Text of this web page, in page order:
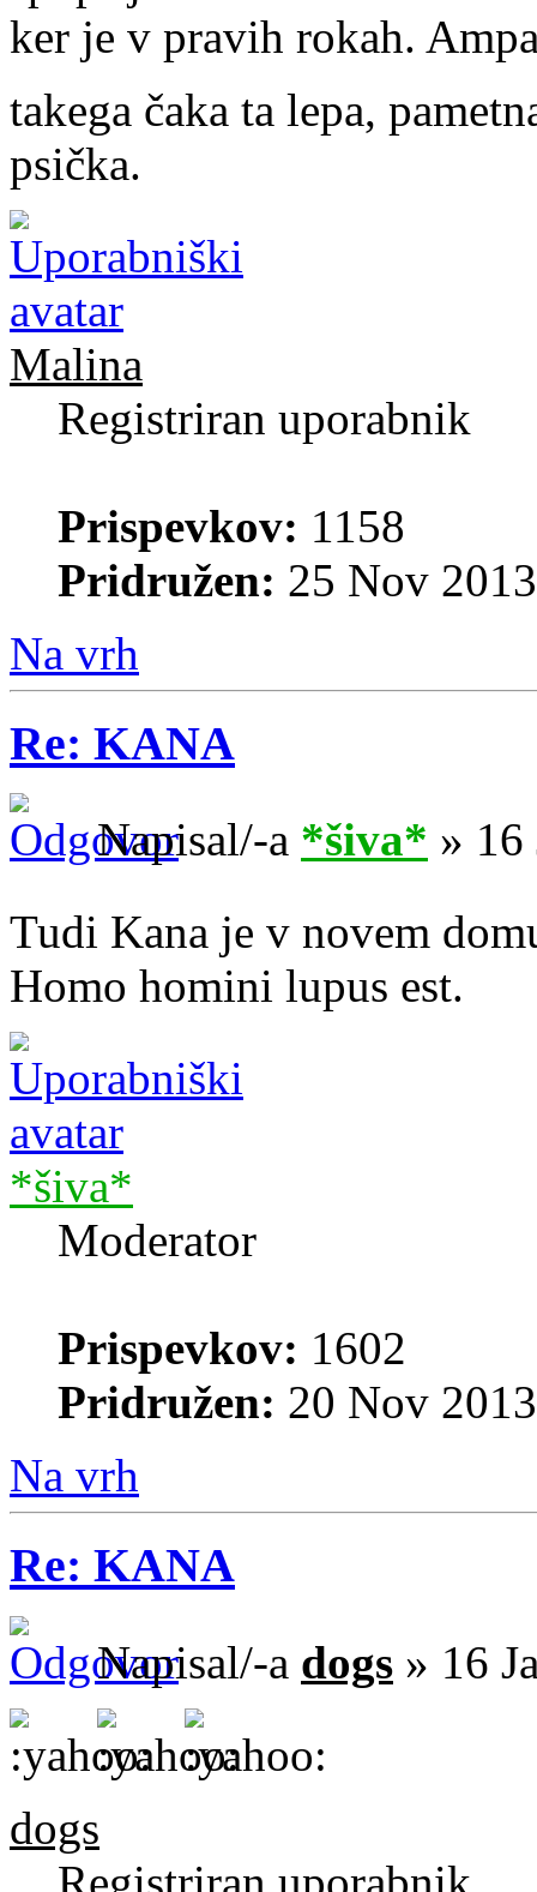
ker je v pravih rokah.
takega čaka ta lepa,
psička.
Malina
Registriran uporabnik
Prispevkov: 1158
Pridružen: 25 Nov
Na vrh
Re: KANA
Napisal/-a *šiva* » 16
Tudi Kana je v novem
Homo homini lupus est.
*šiva*
Moderator
Prispevkov: 1602
Pridružen: 20 Nov
Na vrh
Re: KANA
Napisal/-a dogs » 16
dogs
Registriran uporabnik